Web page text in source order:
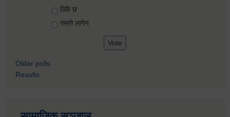
ठिकै छ
राम्रो लागेन
Older polls
Results